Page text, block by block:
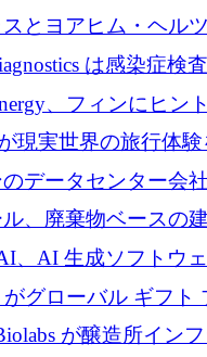
とヨアヒム・ヘル
ャップを埋めるため
ープテック基金を立ち
は感染症検
の取り組みに 500
、フィンにヒン
模拡大に向けて 430
現実世界の旅行体
万ドルを獲得
データセンター会
拡張に 27 億ドルを
、廃棄物ベースの
ンドを投資
、AI 生成ソフトウ
めに 1,500 万ドルを
がグローバル ギフト
るために 500 万ド
が醸造所イン